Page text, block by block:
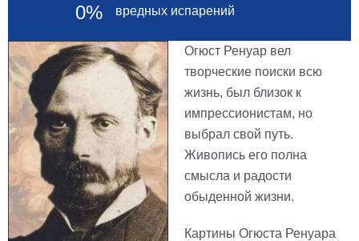
0% вредных испарений
Огюст Ренуар вел
творческие поиски всю
жизнь, был близок к
импрессионистам, но
выбрал свой путь.
Живопись его полна
смысла и радости
обыденной жизни.
Картины Огюста Ренуара